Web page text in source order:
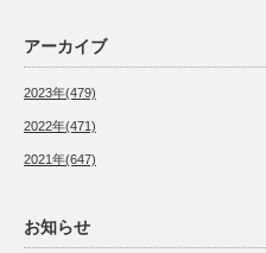
アーカイブ
2023年(479)
2022年(471)
2021年(647)
お知らせ